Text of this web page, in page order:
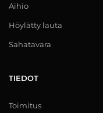
Aihio
Höylätty lauta
Sahatavara
TIEDOT
Toimitus